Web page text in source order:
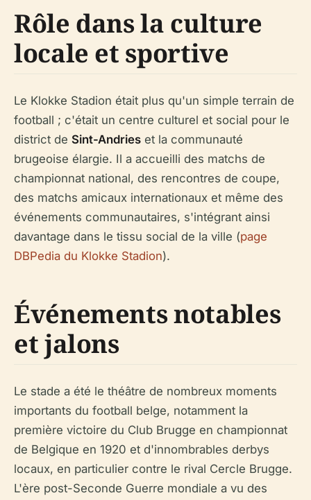
Rôle dans la culture
locale et sportive
Le Klokke Stadion était plus qu'un simple terrain de
football ; c'était un centre culturel et social pour le
district de Sint-Andries et la communauté
brugeoise élargie. Il a accueilli des matchs de
championnat national, des rencontres de coupe,
des matchs amicaux internationaux et même des
événements communautaires, s'intégrant ainsi
davantage dans le tissu social de la ville (page
DBPedia du Klokke Stadion).
Événements notables
et jalons
Le stade a été le théâtre de nombreux moments
importants du football belge, notamment la
première victoire du Club Brugge en championnat
de Belgique en 1920 et d'innombrables derbys
locaux, en particulier contre le rival Cercle Brugge.
L'ère post-Seconde Guerre mondiale a vu des